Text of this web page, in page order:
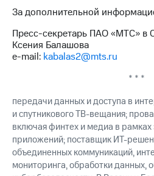
деловая этика
На главную
За дополнительной
Пресс-секретарь ПАО «МТС» в
Ксения Балашова
e-mail: kabalas2@mts.ru
* * *
передачи данных и доступа в
и спутникового ТВ-вещания;
включая финтех и медиа в
приложений; поставщик ИТ-
объединенных коммуникаций,
мониторинга, обработки данных,